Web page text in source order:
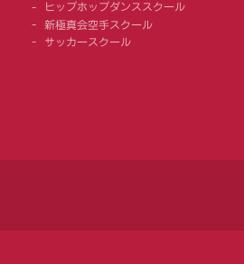
ヒップホップダンススクール
新極真会空手スクール
サッカースクール